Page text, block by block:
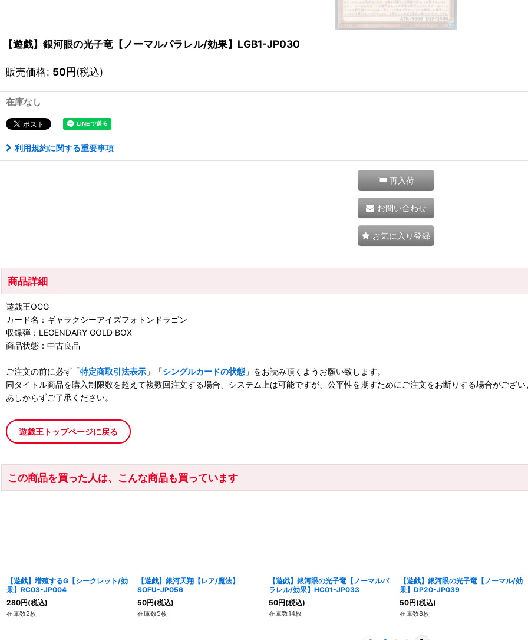
【遊戯】銀河眼の光子竜【ノーマルパラレル/効果】LGB1-JP030
販売価格: 50円(税込)
在庫なし
利用規約に関する重要事項
再入荷
お問い合わせ
お気に入り登録
商品詳細
遊戯王OCG
カード名：ギャラクシーアイズフォトンドラゴン
収録弾：LEGENDARY GOLD BOX
商品状態：中古良品
ご注文の前に必ず「特定商取引法表示 」「シングルカードの状態 」をお読み頂くようお願い致します。
同タイトル商品を購入制限数を超えて複数回注文する場合、システム上は可能ですが、公平性を期すためにご注文をお断りする場合がござい
あしからずご了承ください。
遊戯王トップページに戻る
この商品を買った人は、こんな商品も買っています
【遊戯】増殖するG【シークレット/効
果】RC03-JP004
280円(税込)
在庫数2枚
【遊戯】銀河天翔【レア/魔法】
SOFU-JP056
50円(税込)
在庫数5枚
【遊戯】銀河眼の光子竜【ノーマルパ
ラレル/効果】HC01-JP033
50円(税込)
在庫数14枚
【遊戯】銀河眼の光子竜【ノーマル/効
果】DP20-JP039
50円(税込)
在庫数8枚